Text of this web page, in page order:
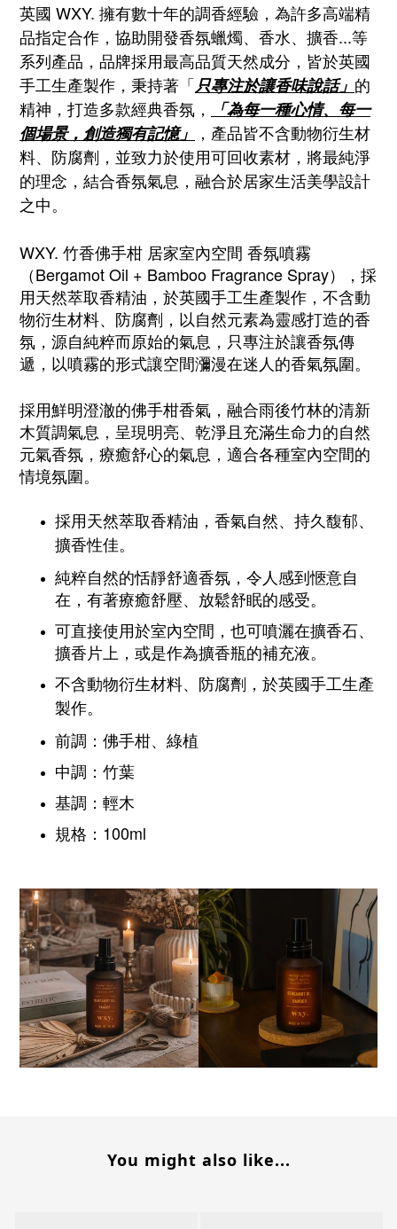
英國 WXY. 擁有數十年的調香經驗，為許多高端精
品指定合作，協助開發香氛蠟燭、香水、擴香...等
系列產品， 品牌採用最高品質天然成分，皆於英國
手工生產製作，秉持著「只專注於讓香味說話」 的
精神，打造多款經典香氛，
「為每一種心情、每一
個場景，創造獨有記憶」
，產品皆不含動物衍生材
料、防腐劑，並致力於使用可回收素材，將最純淨
的理念，結合香氛氣息，融合於居家生活美學設計
之中。
WXY. 竹香佛手柑 居家室內空間 香氛噴霧
（Bergamot Oil + Bamboo Fragrance Spray），採
用天然萃取香精油， 於英國手工生產製作， 不含動
物衍生材料、防腐劑，以自然元素為靈感打造的香
氛，源自純粹而原始的氣息，只專注於讓香氛傳
遞，以噴霧的形式讓空間瀰漫在迷人的香氣氛圍。
採用鮮明澄澈的佛手柑香氣，融合雨後竹林的清新
木質調氣息，呈現明亮、乾淨且充滿生命力的自然
元氣香氛，療癒舒心的氣息，適合各種室內空間的
情境氛圍。
採用天然萃取香精油，香氣自然、持久馥郁、
擴香性佳。
純粹自然的恬靜舒適香氛，令人感到愜意自
在，有著療癒舒壓、放鬆舒眠的感受。
可直接使用於室內空間，也可噴灑在擴香石、
擴香片上，或是作為擴香瓶的補充液。
不含動物衍生材料、防腐劑， 於英國手工生產
製作。
前調：佛手柑、綠植
中調：竹葉
基調：輕木
規格：100ml
You might also like...